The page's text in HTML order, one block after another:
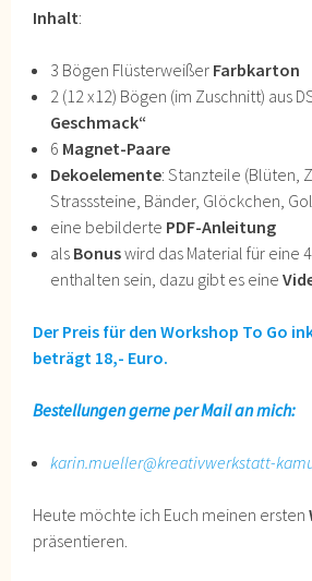
Inhalt:
3 Bögen Flüsterweißer Farbkarton
2 (12 x12) Bögen (im Zuschnitt) aus
Geschmack“
6 Magnet-Paare
Dekoelemente: Stanzteile (Blüten,
Strasssteine, Bänder, Glöckchen,
eine bebilderte PDF-Anleitung
als Bonuswird das Material für eine
enthalten sein, dazu gibt es eine
Der Preis für den Workshop To Go
beträgt 18,- Euro.
Bestellungen gerne per Mail an mich:
karin.mueller@kreativwerkstatt-
Heute möchte ich Euch meinen ersten
präsentieren.